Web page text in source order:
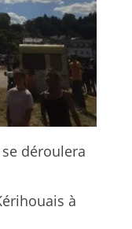
déroulera
à